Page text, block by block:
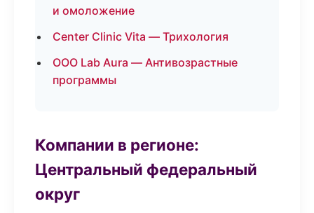
и омоложение
Center Clinic Vita — Трихология
ООО Lab Aura — Антивозрастные
программы
Компании в регионе:
Центральный федеральный
округ